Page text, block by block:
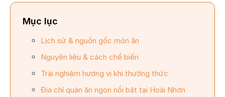
Mục lục
Lịch sử & nguồn gốc món ăn
Nguyên liệu & cách chế biến
Trải nghiệm hương vị khi thưởng thức
Địa chỉ quán ăn ngon nổi bật tại Hoài Nhơn